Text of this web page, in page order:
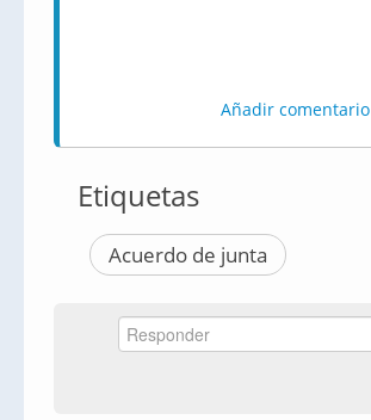
Añadir comentario
Etiquetas
Acuerdo de junta